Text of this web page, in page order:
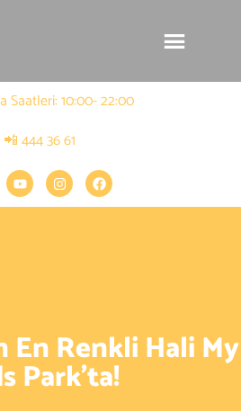
Saatleri: 10:00- 22:00
📲 444 36 61
En Renkli Hali My
Park’ta!